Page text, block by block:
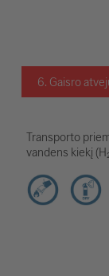
6. Gaisro
Transporto
vandens kiekį